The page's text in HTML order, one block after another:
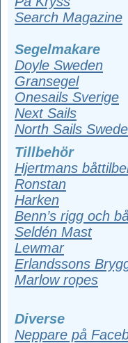
Search Magazine
Segelmakare
Doyle Sweden
Gransegel
Onesails Sverige
Next Sails
North Sails
Tillbehör
Hjertmans
Ronstan
Harken
Benn’s rigg och
Seldén Mast
Lewmar
Erlandssons
Marlow ropes
Diverse
Neppare på